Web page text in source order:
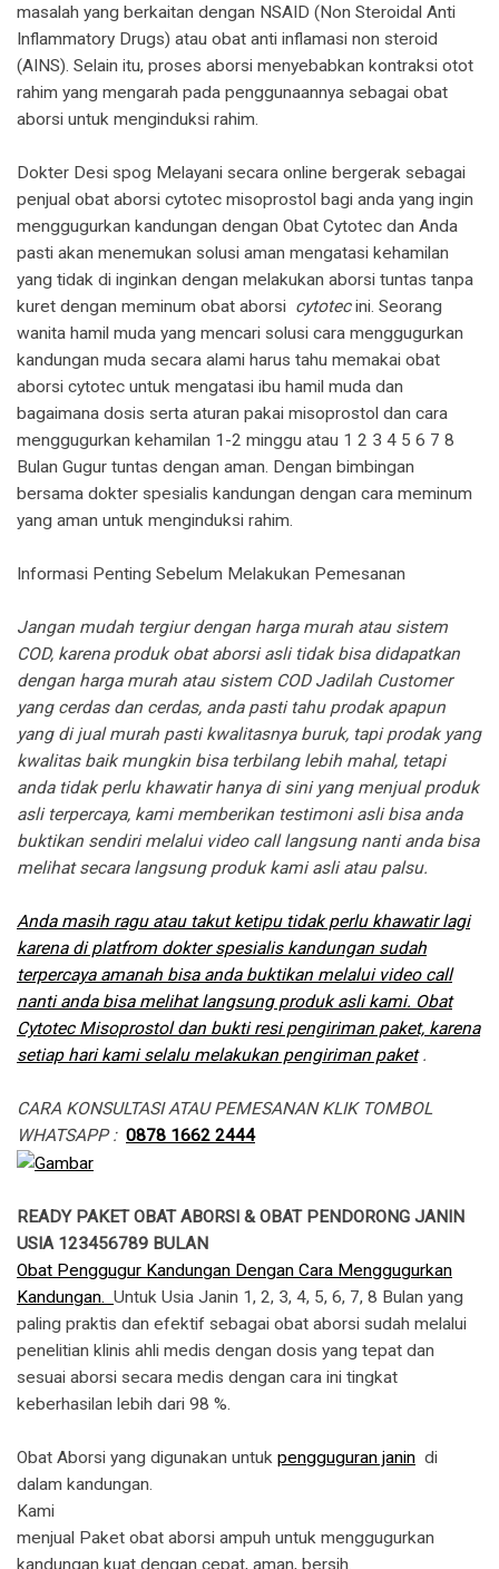
masalah yang berkaitan dengan NSAID (Non Steroidal Anti
Inflammatory Drugs) atau obat anti inflamasi non steroid
(AINS). Selain itu, proses aborsi menyebabkan kontraksi otot
rahim yang mengarah pada penggunaannya sebagai obat
aborsi untuk menginduksi rahim.
Dokter Desi spog Melayani secara online bergerak sebagai
penjual obat aborsi cytotec misoprostol bagi anda yang ingin
menggugurkan kandungan dengan Obat Cytotec dan Anda
pasti akan menemukan solusi aman mengatasi kehamilan
yang tidak di inginkan dengan melakukan aborsi tuntas tanpa
kuret dengan meminum obat aborsi cytotecini. Seorang
wanita hamil muda yang mencari solusi cara menggugurkan
kandungan muda secara alami harus tahu memakai obat
aborsi cytotec untuk mengatasi ibu hamil muda dan
bagaimana dosis serta aturan pakai misoprostol dan cara
menggugurkan kehamilan 1-2 minggu atau 1 2 3 4 5 6 7 8
Bulan Gugur tuntas dengan aman. Dengan bimbingan
bersama dokter spesialis kandungan dengan cara meminum
yang aman untuk menginduksi rahim.
Informasi Penting Sebelum Melakukan Pemesanan
Jangan mudah tergiur dengan harga murah atau sistem
COD, karena produk obat aborsi asli tidak bisa didapatkan
dengan harga murah atau sistem COD Jadilah Customer
yang cerdas dan cerdas, anda pasti tahu prodak apapun
yang di jual murah pasti kwalitasnya buruk, tapi prodak yang
kwalitas baik mungkin bisa terbilang lebih mahal, tetapi
anda tidak perlu khawatir hanya di sini yang menjual produk
asli terpercaya, kami memberikan testimoni asli bisa anda
buktikan sendiri melalui video call langsung nanti anda bisa
melihat secara langsung produk kami asli atau palsu.
Anda masih ragu atau takut ketipu tidak perlu khawatir lagi
karena di platfrom dokter spesialis kandungan sudah
terpercaya amanah bisa anda buktikan melalui video call
nanti anda bisa melihat langsung produk asli kami. Obat
Cytotec Misoprostol dan bukti resi pengiriman paket, karena
setiap hari kami selalu melakukan pengiriman paket.
CARA KONSULTASI ATAU PEMESANAN KLIK TOMBOL
WHATSAPP : 0878 1662 2444
READY PAKET OBAT ABORSI & OBAT PENDORONG JANIN
USIA 123456789 BULAN
Obat Penggugur Kandungan Dengan Cara Menggugurkan
Kandungan. Untuk Usia Janin 1, 2, 3, 4, 5, 6, 7, 8 Bulan yang
paling praktis dan efektif sebagai obat aborsi sudah melalui
penelitian klinis ahli medis dengan dosis yang tepat dan
sesuai aborsi secara medis dengan cara ini tingkat
keberhasilan lebih dari 98 %.
Obat Aborsi yang digunakan untuk pengguguran janin di
dalam kandungan.
​Kami
menjual Paket obat aborsi ampuh untuk menggugurkan
kandungan kuat dengan cepat, aman, bersih.